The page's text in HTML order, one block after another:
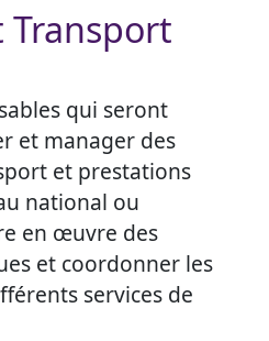
Transport
qui seront
et manager des
et prestations
national ou
en œuvre des
et coordonner les
services de